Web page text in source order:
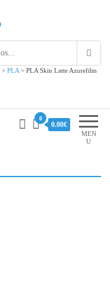
> PLA > PLA Skin Latte Azurefilm
MEN
U
0
0.00€